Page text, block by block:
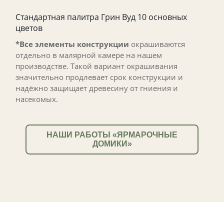
Стандартная палитра Грин Вуд 10 основных
цветов
*Все элементы конструкции окрашиваются
отдельно в малярной камере на нашем
производстве. Такой вариант окрашивания
значительно продлевает срок конструкции и
надёжно защищает древесину от гниения и
насекомых.
НАШИ РАБОТЫ «ЯРМАРОЧНЫЕ
ДОМИКИ»